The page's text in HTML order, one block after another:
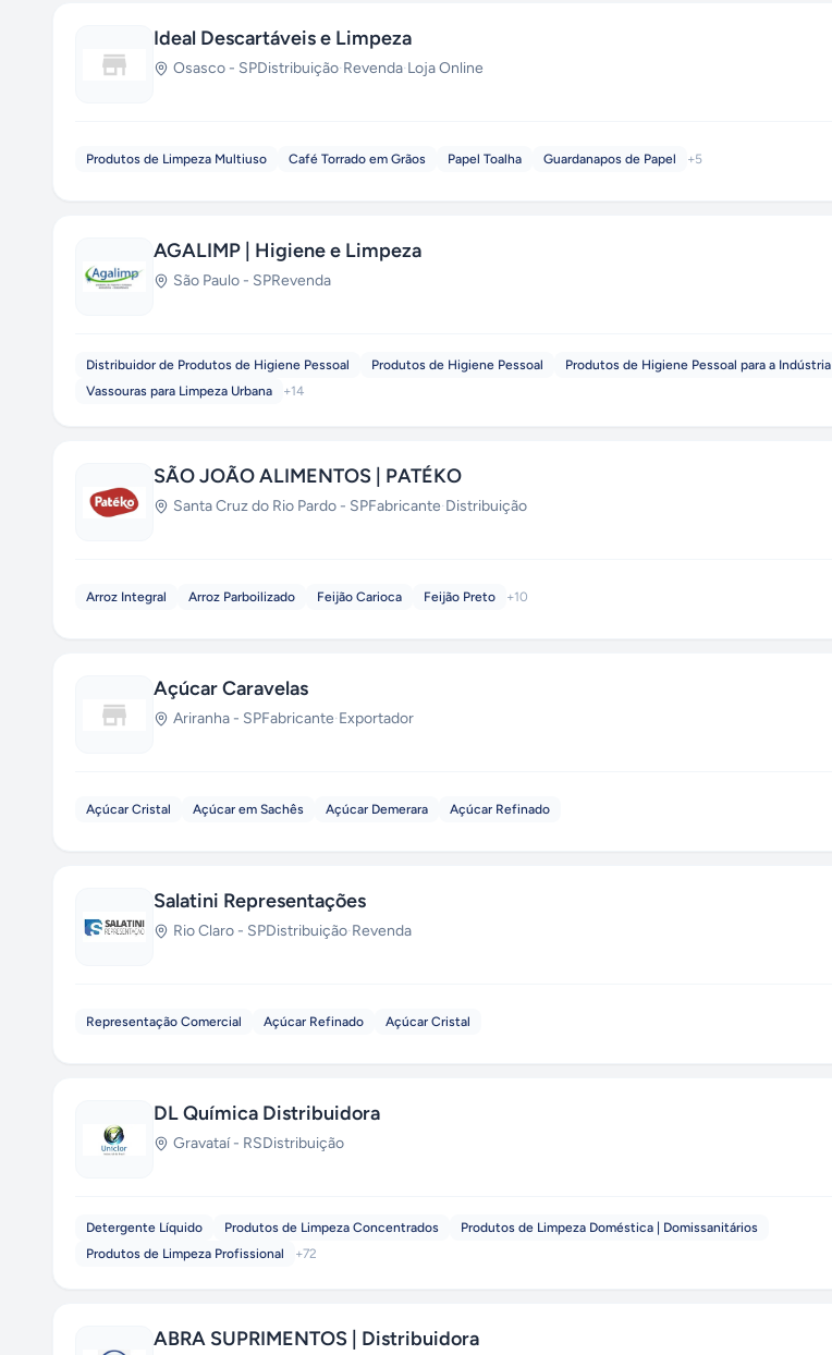
Ideal Descartáveis e Limpeza
Osasco - SPDistribuição·Revenda·Loja Online
Produtos de Limpeza Multiuso Café Torrado em Grãos Papel Toalha Guardanapos de Papel +5
AGALIMP | Higiene e Limpeza
São Paulo - SPRevenda
Distribuidor de Produtos de Higiene Pessoal Produtos de Higiene Pessoal
Produtos de Higiene Pessoal para a Indústria
Vassouras para Limpeza Urbana
+14
SÃO JOÃO ALIMENTOS | PATÉKO
Santa Cruz do Rio Pardo - SPFabricante·Distribuição
Arroz Integral Arroz Parboilizado Feijão Carioca Feijão Preto +10
Açúcar Caravelas
Ariranha - SPFabricante·Exportador
Açúcar Cristal Açúcar em Sachês Açúcar Demerara Açúcar Refinado
Salatini Representações
Rio Claro - SPDistribuição·Revenda
Representação Comercial Açúcar Refinado Açúcar Cristal
DL Química Distribuidora
Gravataí- RSDistribuição
Detergente Líquido Produtos de Limpeza Concentrados
Produtos de Limpeza Doméstica | Domissanitários
Produtos de Limpeza Profissional
+72
ABRA SUPRIMENTOS | Distribuidora